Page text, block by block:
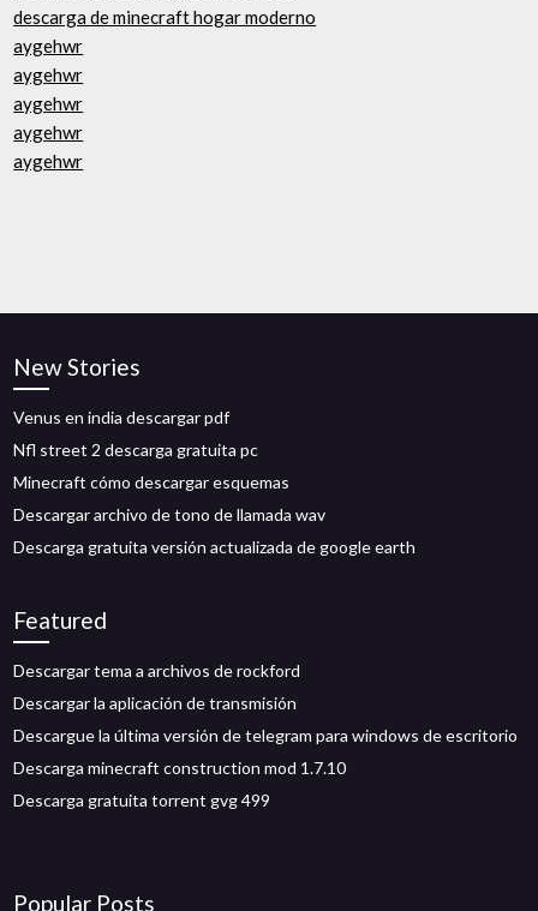
descarga de minecraft hogar moderno
aygehwr
aygehwr
aygehwr
aygehwr
aygehwr
New Stories
Venus en india descargar pdf
Nfl street 2 descarga gratuita pc
Minecraft cómo descargar esquemas
Descargar archivo de tono de llamada wav
Descarga gratuita versión actualizada de google earth
Featured
Descargar tema a archivos de rockford
Descargar la aplicación de transmisión
Descargue la última versión de telegram para windows de escritorio
Descarga minecraft construction mod 1.7.10
Descarga gratuita torrent gvg 499
Popular Posts